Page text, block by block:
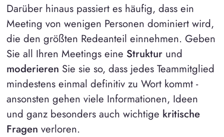
Darüber hinaus passiert es häufig, dass ein
Meeting von wenigen Personen dominiert wird,
die den größten Redeanteil einnehmen. Geben
Sie all Ihren Meetings eine Strukturund
moderieren Sie sie so, dass jedes Teammitglied
mindestens einmal definitiv zu Wort kommt -
ansonsten gehen viele Informationen, Ideen
und ganz besonders auch wichtige kritische
Fragen verloren.